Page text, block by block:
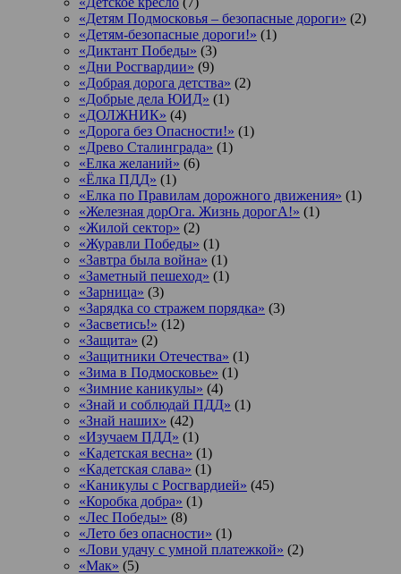
«Детям Подмосковья – безопасные дороги» (2)
«Детям-безопасные дороги!» (1)
«Диктант Победы» (3)
«Дни Росгвардии» (9)
«Добрая дорога детства» (2)
«Добрые дела ЮИД» (1)
«ДОЛЖНИК» (4)
«Дорога без Опасности!» (1)
«Древо Сталинграда» (1)
«Елка желаний» (6)
«Ёлка ПДД» (1)
«Елка по Правилам дорожного движения» (1)
«Железная дорОга. Жизнь дорогА!» (1)
«Жилой сектор» (2)
«Журавли Победы» (1)
«Завтра была война» (1)
«Заметный пешеход» (1)
«Зарница» (3)
«Зарядка со стражем порядка» (3)
«Засветись!» (12)
«Защита» (2)
«Защитники Отечества» (1)
«Зима в Подмосковье» (1)
«Зимние каникулы» (4)
«Знай и соблюдай ПДД» (1)
«Знай наших» (42)
«Изучаем ПДД» (1)
«Кадетская весна» (1)
«Кадетская слава» (1)
«Каникулы с Росгвардией» (45)
«Коробка добра» (1)
«Лес Победы» (8)
«Лето без опасности» (1)
«Лови удачу с умной платежкой» (2)
«Мак» (5)